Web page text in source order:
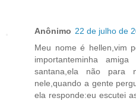
Anônimo 22 de julho de
Meu nome é hellen,vim
importanteminha
santana,ela não para
nele,quando a gente
ela responde:eu escutei